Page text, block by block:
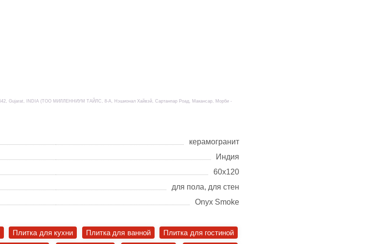
Gujarat, INDIA (TOO МИЛЛЕННИУМ ТАЙЛС, 8-А, Нэшионал Хайвэй, Сартанпар Роад, Макансар, Морби -
керамогранит
Индия
60х120
для пола, для стен
Onyx Smoke
Плитка для кухни Плитка для ванной
Плитка для гостиной